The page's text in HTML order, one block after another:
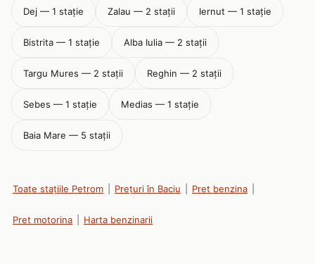
Dej — 1 stație Zalau — 2 stații Iernut — 1 stație
Bistrita — 1 stație Alba Iulia — 2 stații
Targu Mures — 2 stații Reghin — 2 stații
Sebes — 1 stație Medias — 1 stație
Baia Mare — 5 stații
Toate stațiile Petrom Prețuri în Baciu Pret benzina
Pret motorina Harta benzinarii